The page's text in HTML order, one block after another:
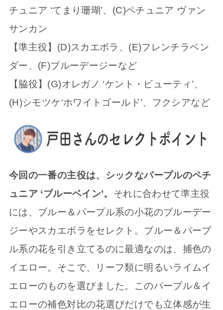
チュニア ‘てまり珊瑚’、(C)ペチュニア ヴァン
サンカン
【準主役】(D)スカエボラ、(E)フレンチラベン
ダー、(F)ブルーデージーなど
【脇役】(G)オレガノ ‘ケント・ビューティ’、
(H)シモツケ‘ホワイトゴールド’、フクシアなど
今回の一番の主役は、シックなパープルのペチ
ュニア ‘ブルーベイン’。 それに合わせて準主役
には、ブルー＆パープル系の小花のブルーデー
ジーやスカエボラをセレクト。ブルー＆パープ
ル系の花を引き立てるのに最適なのは、捕色の
イエロー。そこで、リーフ類に明るいライムイ
エローのものを選びました。このパープル＆イ
エローの補色対比の花選びだけでも立体感が生